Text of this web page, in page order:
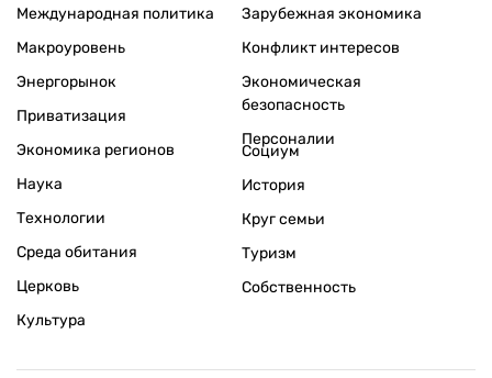
Международная политика
Макроуровень
Энергорынок
Приватизация
Экономика регионов
Зарубежная экономика
Конфликт интересов
Экономическая
безопасность
Персоналии
Наука
Технологии
Среда обитания
Церковь
Культура
Социум
История
Круг семьи
Туризм
Собственность